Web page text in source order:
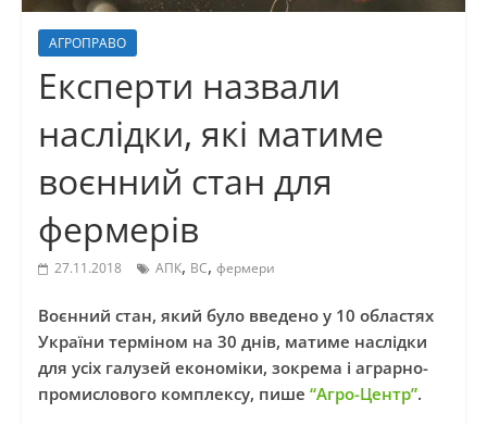
АГРОПРАВО
Експерти назвали
наслідки, які матиме
воєнний стан для
фермерів
27.11.2018 АПК, ВС, фермери
Воєнний стан, який було введено у 10 областях
України терміном на 30 днів, матиме наслідки
для усіх галузей економіки, зокрема і аграрно-
промислового комплексу, пише “Агро-Центр”.